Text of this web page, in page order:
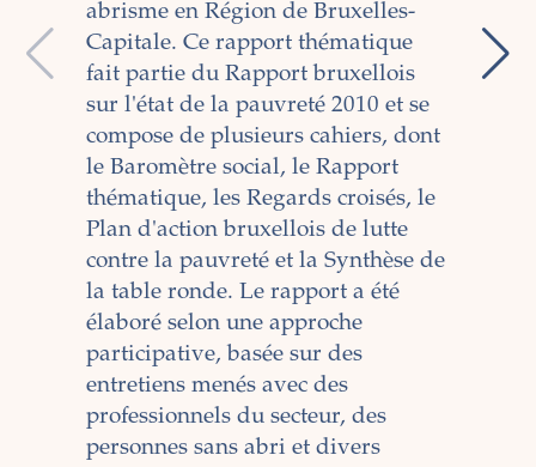
abrisme en Région de Bruxelles-
Capitale. Ce rapport thématique
fait partie du Rapport bruxellois
sur l'état de la pauvreté 2010 et se
compose de plusieurs cahiers, dont
le Baromètre social, le Rapport
thématique, les Regards croisés, le
Plan d'action bruxellois de lutte
contre la pauvreté et la Synthèse de
la table ronde. Le rapport a été
élaboré selon une approche
participative, basée sur des
entretiens menés avec des
professionnels du secteur, des
personnes sans abri et divers
le